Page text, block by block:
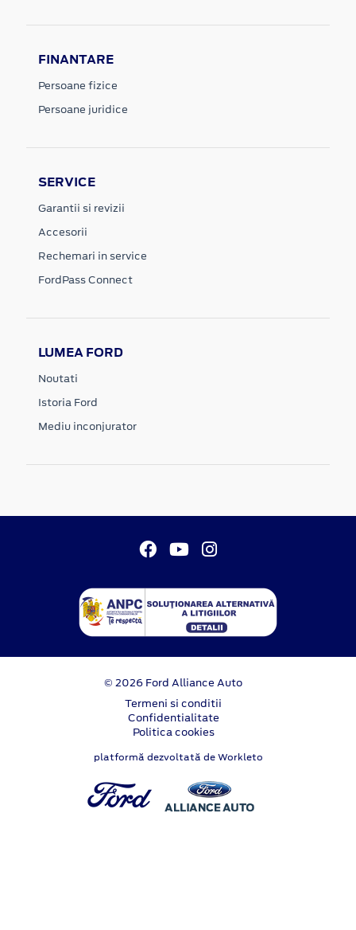
FINANTARE
Persoane fizice
Persoane juridice
SERVICE
Garantii si revizii
Accesorii
Rechemari in service
FordPass Connect
LUMEA FORD
Noutati
Istoria Ford
Mediu inconjurator
© 2026 Ford Alliance Auto
Termeni si conditii
Confidentialitate
Politica cookies
platformă dezvoltată de Workleto